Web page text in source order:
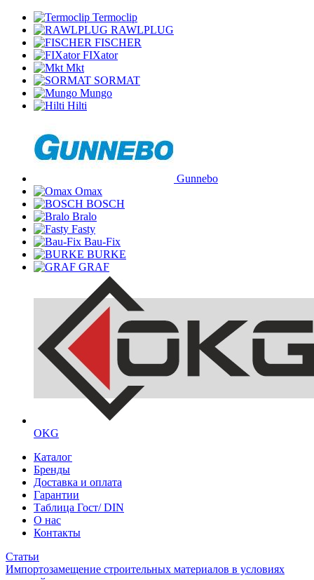
Termoclip
RAWLPLUG
FISCHER
FIXator
Mkt
SORMAT
Mungo
Hilti
Gunnebo
Omax
BOSCH
Bralo
Fasty
Bau-Fix
BURKE
GRAF
OKG
Каталог
Бренды
Доставка и оплата
Гарантии
Таблица Гост/ DIN
О нас
Контакты
Статьи
Импортозамещение строительных материалов в условиях